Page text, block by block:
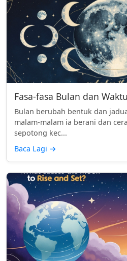
Fasa-fasa Bulan dan
Bulan berubah bentuk dan
malam-malam ia berani dan
sepotong kec...
Baca Lagi →